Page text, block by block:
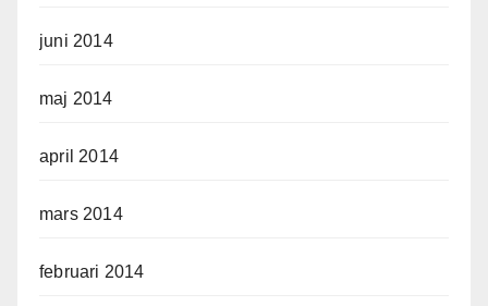
juni 2014
maj 2014
april 2014
mars 2014
februari 2014